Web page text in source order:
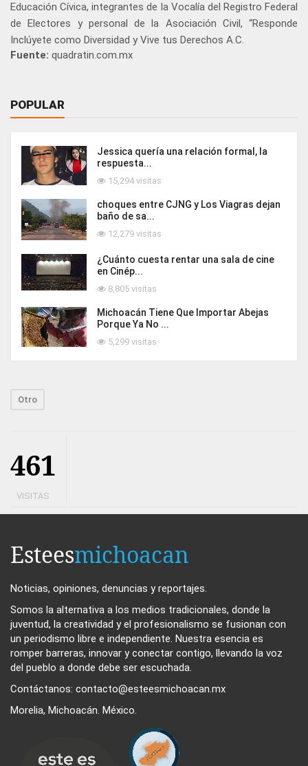
Educación Cívica, integrantes de la Vocalía del Registro Federal
de Electores y personal de la Asociación Civil, “Responde
Inclúyete como Diversidad y Vive tus Derechos A.C.
Fuente: quadratin.com.mx
POPULAR
Jessica quería una relación formal, la
respuesta...
15,294 visitas
choques entre CJNG y Los Viagras dejan
baño de sa...
12,279 visitas
¿Cuánto cuesta rentar una sala de cine
en Cinép...
8,805 visitas
Michoacán Tiene Que Importar Abejas
Porque Ya No ...
5,299 visitas
Otro
461
VISITAS
Esteesmichoacan
Noticias, opiniones, denuncias y reportajes.
Somos la alternativa a los medios tradicionales, donde la
juventud, la creatividad y el profesionalismo se fusionan con
un periodismo libre e independiente. Nuestra esencia es
romper barreras, innovar y conectar contigo, llevando la voz
del pueblo a donde debe ser escuchada.
Contáctanos: contacto@esteesmichoacan.mx
Morelia, Michoacán. México.